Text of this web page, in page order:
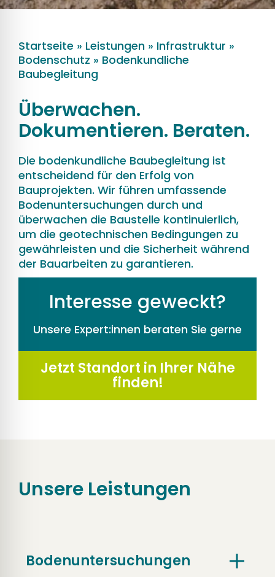
Startseite » Leistungen » Infrastruktur »
Bodenschutz » Bodenkundliche
Baubegleitung
Überwachen.
Dokumentieren. Beraten.
Die bodenkundliche Baubegleitung ist
entscheidend für den Erfolg von
Bauprojekten. Wir führen umfassende
Bodenuntersuchungen durch und
überwachen die Baustelle kontinuierlich,
um die geotechnischen Bedingungen zu
gewährleisten und die Sicherheit während
der Bauarbeiten zu garantieren.
Interesse geweckt?
Unsere Expert:innen beraten Sie gerne
Jetzt Standort in Ihrer Nähe
finden!
Unsere Leistungen
Bodenuntersuchungen